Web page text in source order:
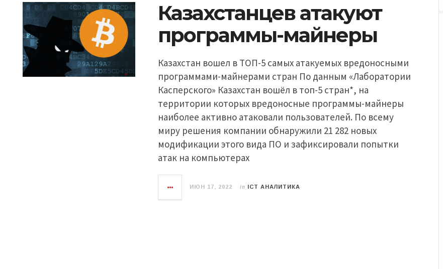
Казахстанцев атакуют
программы-майнеры
Казахстан вошел в ТОП-5 самых атакуемых вредоносными
программами-майнерами стран По данным «Лаборатории
Касперского» Казахстан вошёл в топ-5 стран*, на
территории которых вредоносные программы-майнеры
наиболее активно атаковали пользователей. По всему
миру решения компании обнаружили 21 282 новых
модификации этого вида ПО и зафиксировали попытки
атак на компьютерах
ИЮН 17, 2022 in ICT АНАЛИТИКА